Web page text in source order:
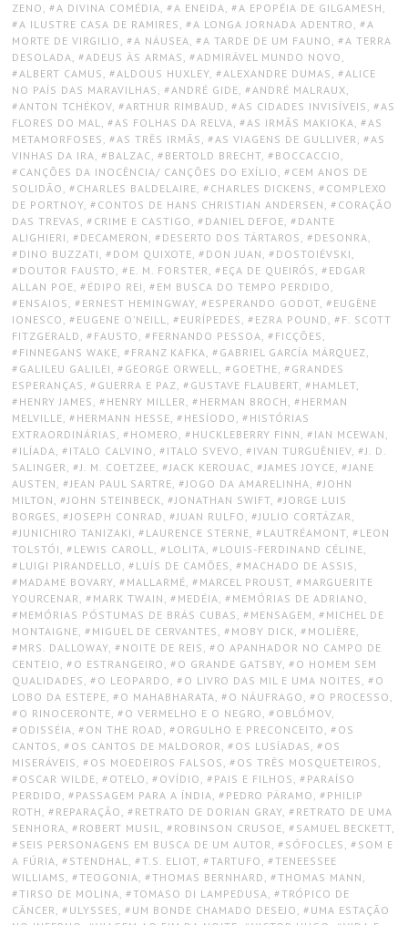
ZENO , A DIVINA COMÉDIA, A ENEIDA, A EPOPÉIA DE GILGAMESH ,
A ILUSTRE CASA DE RAMIRES , A LONGA JORNADA ADENTRO , A
MORTE DE VIRGILIO , A NÁUSEA, A TARDE DE UM FAUNO , A TERRA
DESOLADA, ADEUS ÀS ARMAS , ADMIRÁVEL MUNDO NOVO ,
ALBERT CAMUS , ALDOUS HUXLEY, ALEXANDRE DUMAS , ALICE
NO PAÍS DAS MARAVILHAS , ANDRÉ GIDE, ANDRÉ MALRAUX,
ANTON TCHÉKOV, ARTHUR RIMBAUD , AS CIDADES INVISÍVEIS , AS
FLORES DO MAL, AS FOLHAS DA RELVA, AS IRMÃS MAKIOKA, AS
METAMORFOSES , AS TRÊS IRMÃS , AS VIAGENS DE GULLIVER, AS
VINHAS DA IRA, BALZAC, BERTOLD BRECHT, BOCCACCIO ,
CANÇÕES DA INOCÊNCIA/ CANÇÕES DO EXÍLIO , CEM ANOS DE
SOLIDÃO , CHARLES BALDELAIRE, CHARLES DICKENS , COMPLEXO
DE PORTNOY, CONTOS DE HANS CHRISTIAN ANDERSEN , CORAÇÃO
DAS TREVAS , CRIME E CASTIGO , DANIEL DEFOE, DANTE
ALIGHIERI , DECAMERON , DESERTO DOS TÁRTAROS , DESONRA,
DINO BUZZATI , DOM QUIXOTE, DON JUAN , DOSTOIÉVSKI ,
DOUTOR FAUSTO , E. M. FORSTER, EÇA DE QUEIRÓS , EDGAR
ALLAN POE, ÉDIPO REI , EM BUSCA DO TEMPO PERDIDO ,
ENSAIOS , ERNEST HEMINGWAY, ESPERANDO GODOT, EUGÈNE
IONESCO , EUGENE O’NEILL, EURÍPEDES , EZRA POUND , F. SCOTT
FITZGERALD , FAUSTO , FERNANDO PESSOA, FICÇÕES ,
FINNEGANS WAKE, FRANZ KAFKA, GABRIEL GARCÍA MÁRQUEZ,
GALILEU GALILEI , GEORGE ORWELL, GOETHE, GRANDES
ESPERANÇAS , GUERRA E PAZ, GUSTAVE FLAUBERT, HAMLET,
HENRY JAMES , HENRY MILLER, HERMAN BROCH , HERMAN
MELVILLE, HERMANN HESSE, HESÍODO , HISTÓRIAS
EXTRAORDINÁRIAS , HOMERO , HUCKLEBERRY FINN , IAN MCEWAN ,
ILÍADA, ITALO CALVINO , ITALO SVEVO , IVAN TURGUÊNIEV, J. D.
SALINGER, J. M. COETZEE, JACK KEROUAC, JAMES JOYCE, JANE
AUSTEN , JEAN PAUL SARTRE, JOGO DA AMARELINHA, JOHN
MILTON , JOHN STEINBECK, JONATHAN SWIFT, JORGE LUIS
BORGES , JOSEPH CONRAD , JUAN RULFO , JULIO CORTÁZAR,
JUNICHIRO TANIZAKI , LAURENCE STERNE, LAUTRÉAMONT, LEON
TOLSTÓI , LEWIS CAROLL, LOLITA, LOUIS-FERDINAND CÉLINE,
LUIGI PIRANDELLO , LUÍS DE CAMÕES , MACHADO DE ASSIS ,
MADAME BOVARY, MALLARMÉ, MARCEL PROUST, MARGUERITE
YOURCENAR, MARK TWAIN , MEDÉIA, MEMÓRIAS DE ADRIANO ,
MEMÓRIAS PÓSTUMAS DE BRÁS CUBAS , MENSAGEM , MICHEL DE
MONTAIGNE, MIGUEL DE CERVANTES , MOBY DICK, MOLIÈRE,
MRS. DALLOWAY, NOITE DE REIS , O APANHADOR NO CAMPO DE
CENTEIO , O ESTRANGEIRO , O GRANDE GATSBY, O HOMEM SEM
QUALIDADES , O LEOPARDO , O LIVRO DAS MIL E UMA NOITES , O
LOBO DA ESTEPE, O MAHABHARATA, O NÁUFRAGO , O PROCESSO ,
O RINOCERONTE, O VERMELHO E O NEGRO , OBLÓMOV,
ODISSÉIA, ON THE ROAD , ORGULHO E PRECONCEITO , OS
CANTOS , OS CANTOS DE MALDOROR, OS LUSÍADAS , OS
MISERÁVEIS , OS MOEDEIROS FALSOS , OS TRÊS MOSQUETEIROS ,
OSCAR WILDE, OTELO , OVÍDIO , PAIS E FILHOS , PARAÍSO
PERDIDO , PASSAGEM PARA A ÍNDIA, PEDRO PÁRAMO , PHILIP
ROTH , REPARAÇÃO , RETRATO DE DORIAN GRAY, RETRATO DE UMA
SENHORA, ROBERT MUSIL, ROBINSON CRUSOE, SAMUEL BECKETT,
SEIS PERSONAGENS EM BUSCA DE UM AUTOR, SÓFOCLES , SOM E
A FÚRIA, STENDHAL, T.S. ELIOT, TARTUFO , TENEESSEE
WILLIAMS , TEOGONIA, THOMAS BERNHARD , THOMAS MANN ,
TIRSO DE MOLINA, TOMASO DI LAMPEDUSA, TRÓPICO DE
CÂNCER, ULYSSES , UM BONDE CHAMADO DESEJO , UMA ESTAÇÃO